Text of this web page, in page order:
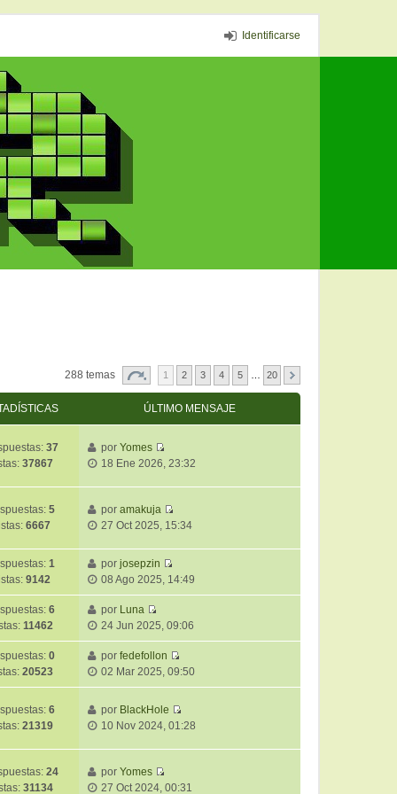
Identificarse
288 temas 1 2 3 4 5 20
ÚLTIMO MENSAJE
37
37867
porYomes
V
r
ú
l
m
o
e
s
a
18 Ene 2026, 23:32
5
6667
poramakuja
V
r
l
m
o
m
s
a
27 Oct 2025, 15:34
1
9142
porjosepzin
V
ú
l
t
i
m
o
m
n
a
08 Ago 2025, 14:49
6
11462
por Luna
V
r
ú
l
i
m
o
m
e
24 Jun 2025, 09:06
0
20523
porfedefollon
V
ú
l
t
02 Mar 2025, 09:50
6
21319
por BlackHole
V
r
l
10 Nov 2024, 01:28
24
31134
porYomes
V
27 Oct 2024, 00:31